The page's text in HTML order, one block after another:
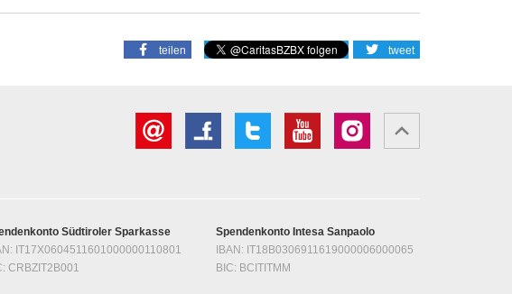
teilen tweet
Südtiroler Sparkasse
IT17X0604511601000000110801
CRBZIT2B001
Spendenkonto Intesa Sanpaolo
IBAN: IT18B0306911619000006000065
BIC: BCITITMM